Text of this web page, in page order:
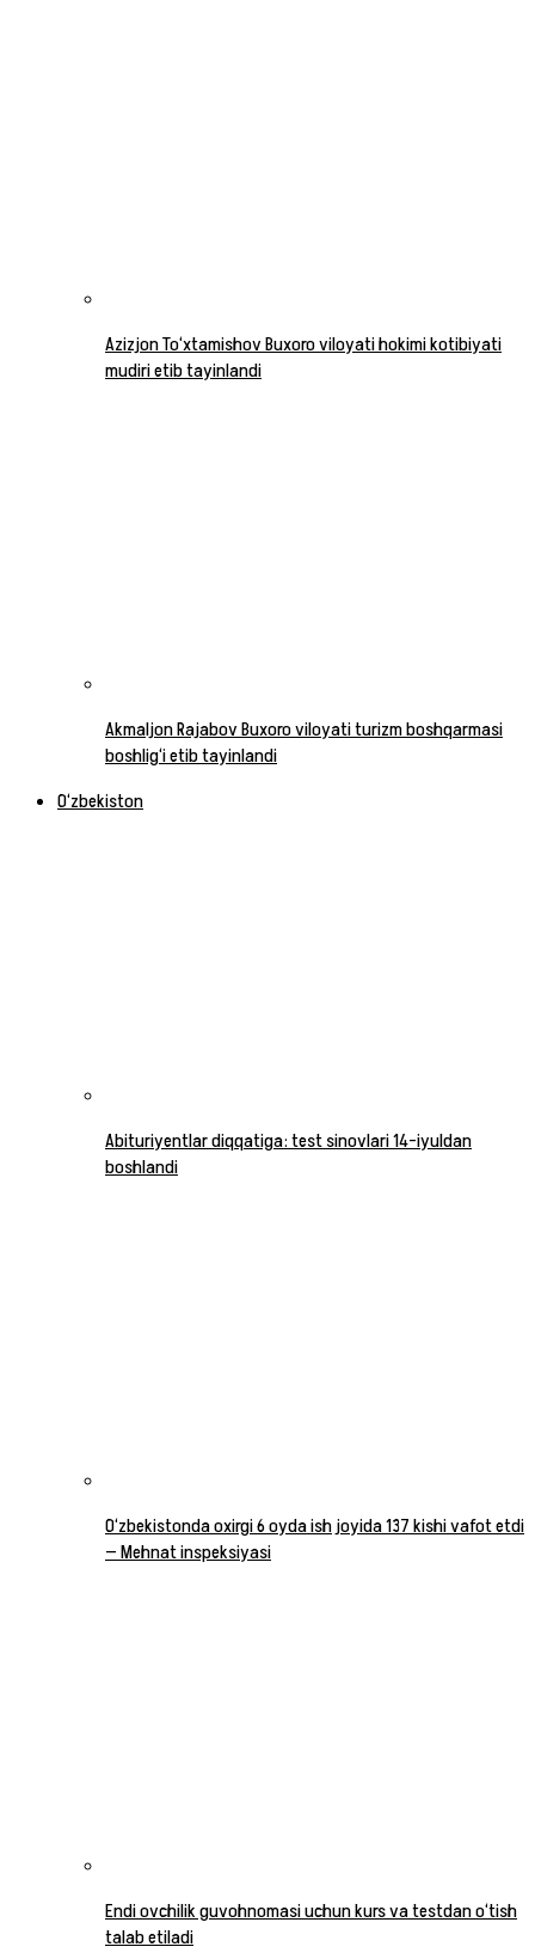
Azizjon To‘xtamishov Buxoro viloyati hokimi kotibiyati
mudiri etib tayinlandi
Akmaljon Rajabov Buxoro viloyati turizm boshqarmasi
boshlig‘i etib tayinlandi
O‘zbekiston
Abituriyentlar diqqatiga: test sinovlari 14-iyuldan
boshlandi
O‘zbekistonda oxirgi 6 oyda ish joyida 137 kishi vafot etdi
— Mehnat inspeksiyasi
Endi ovchilik guvohnomasi uchun kurs va testdan o‘tish
talab etiladi